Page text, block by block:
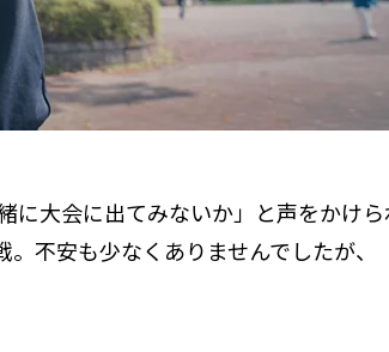
大会に出てみないか」と声をかけら
不安も少なくありませんでしたが、